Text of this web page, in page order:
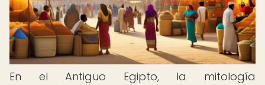
En el Antiguo Egipto, la mitología